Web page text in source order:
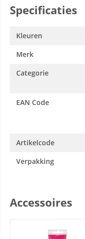
Specificaties
Kleuren
Merk
Categorie
EAN Code
Artikelcode
Verpakking
Accessoires